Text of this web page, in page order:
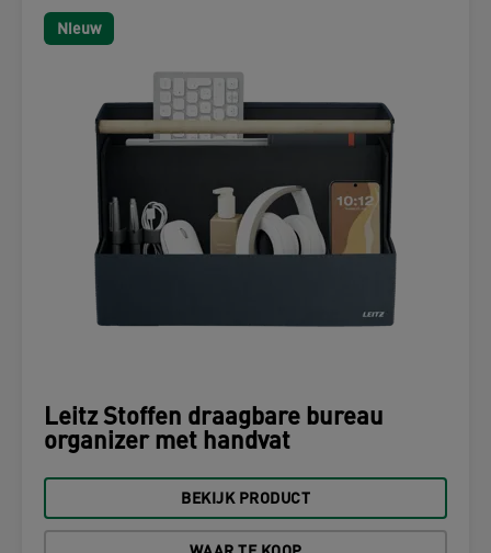
Nieuw
Leitz Stoffen draagbare bureau
organizer met handvat
BEKIJK PRODUCT